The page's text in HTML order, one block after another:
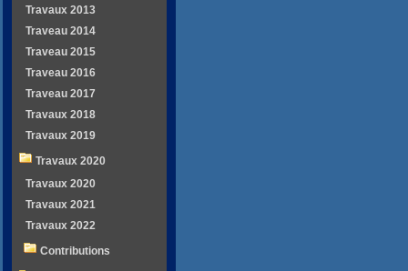
Travaux 2013
Traveau 2014
Traveau 2015
Traveau 2016
Traveau 2017
Travaux 2018
Travaux 2019
Travaux 2020
Travaux 2020
Travaux 2021
Travaux 2022
Contributions